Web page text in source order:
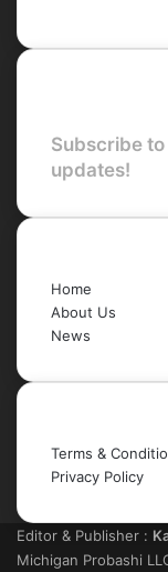
Subscribe
updates!
Home
About Us
News
Terms &
Privacy Policy
Editor & Publisher :
Michigan Probashi